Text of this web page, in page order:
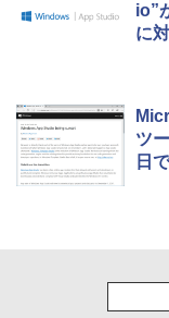
io”
に
ツ
日